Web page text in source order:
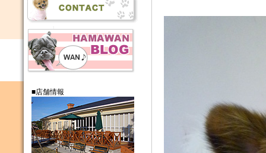
■店舗情報